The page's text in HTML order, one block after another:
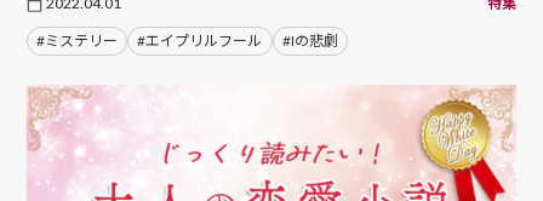
#ミステリー #エイプリルフール #Iの悲劇